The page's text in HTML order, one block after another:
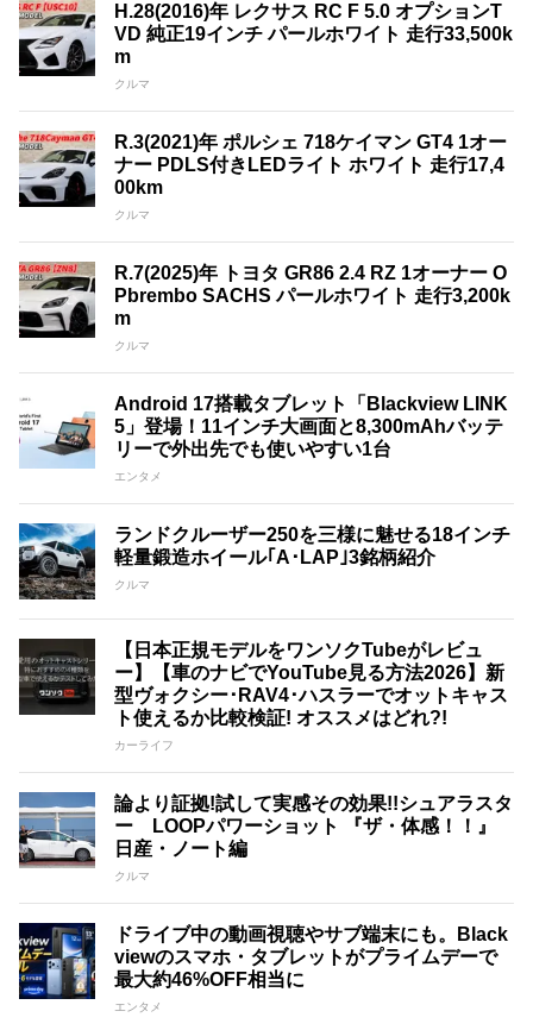
H.28(2016)年 レクサス RC F 5.0 オプションT
VD 純正19インチ パールホワイト 走行33,500k
m
クルマ
R.3(2021)年 ポルシェ 718ケイマン GT4 1オー
ナー PDLS付きLEDライト ホワイト 走行17,4
00km
クルマ
R.7(2025)年 トヨタ GR86 2.4 RZ 1オーナー O
Pbrembo SACHS パールホワイト 走行3,200k
m
クルマ
Android 17搭載タブレット「Blackview LINK
5」登場！11インチ大画面と8,300mAhバッテ
リーで外出先でも使いやすい1台
エンタメ
ランドクルーザー250を三様に魅せる18インチ
軽量鍛造ホイール｢A･LAP｣3銘柄紹介
クルマ
【日本正規モデルをワンソクTubeがレビュ
ー】【車のナビでYouTube見る方法2026】新
型ヴォクシー･RAV4･ハスラーでオットキャス
ト使えるか比較検証! オススメはどれ?!
カーライフ
論より証拠!試して実感その効果!!シュアラスタ
ー LOOPパワーショット 『ザ・体感！！』
日産・ノート編
クルマ
ドライブ中の動画視聴やサブ端末にも。Black
viewのスマホ・タブレットがプライムデーで
最大約46%OFF相当に
エンタメ